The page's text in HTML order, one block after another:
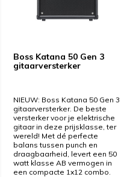
Boss Katana 50 Gen 3
gitaarversterker
NIEUW: Boss Katana 50 Gen 3
gitaarversterker. De beste
versterker voor je elektrische
gitaar in deze prijsklasse, ter
wereld! Met dé perfecte
balans tussen punch en
draagbaarheid, levert een 50
watt klasse AB vermogen in
een compacte 1x12 combo.